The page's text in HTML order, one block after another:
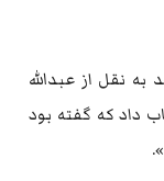
نقل از عبدالله
داد که گفته بود